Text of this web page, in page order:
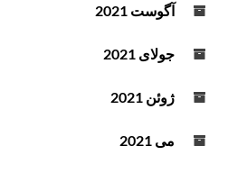
آگوست 2021
جولای 2021
ژوئن 2021
می 2021